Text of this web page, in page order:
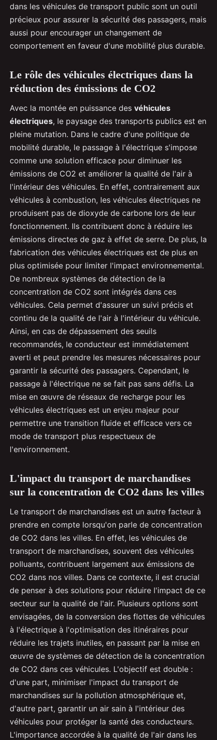
dans les véhicules de transport public sont un outil
précieux pour assurer la sécurité des passagers, mais
aussi pour encourager un changement de
comportement en faveur d'une mobilité plus durable.
Le rôle des véhicules électriques dans la
réduction des émissions de CO2
Avec la montée en puissance des véhicules
électriques, le paysage des transports publics est en
pleine mutation. Dans le cadre d'une politique de
mobilité durable, le passage à l'électrique s'impose
comme une solution efficace pour diminuer les
émissions de CO2 et améliorer la qualité de l'air à
l'intérieur des véhicules. En effet, contrairement aux
véhicules à combustion, les véhicules électriques ne
produisent pas de dioxyde de carbone lors de leur
fonctionnement. Ils contribuent donc à réduire les
émissions directes de gaz à effet de serre. De plus, la
fabrication des véhicules électriques est de plus en
plus optimisée pour limiter l'impact environnemental.
De nombreux systèmes de détection de la
concentration de CO2 sont intégrés dans ces
véhicules. Cela permet d'assurer un suivi précis et
continu de la qualité de l'air à l'intérieur du véhicule.
Ainsi, en cas de dépassement des seuils
recommandés, le conducteur est immédiatement
averti et peut prendre les mesures nécessaires pour
garantir la sécurité des passagers. Cependant, le
passage à l'électrique ne se fait pas sans défis. La
mise en œuvre de réseaux de recharge pour les
véhicules électriques est un enjeu majeur pour
permettre une transition fluide et efficace vers ce
mode de transport plus respectueux de
l'environnement.
L'impact du transport de marchandises
sur la concentration de CO2 dans les villes
Le transport de marchandises est un autre facteur à
prendre en compte lorsqu'on parle de concentration
de CO2 dans les villes. En effet, les véhicules de
transport de marchandises, souvent des véhicules
polluants, contribuent largement aux émissions de
CO2 dans nos villes. Dans ce contexte, il est crucial
de penser à des solutions pour réduire l'impact de ce
secteur sur la qualité de l'air. Plusieurs options sont
envisagées, de la conversion des flottes de véhicules
à l'électrique à l'optimisation des itinéraires pour
réduire les trajets inutiles, en passant par la mise en
œuvre de systèmes de détection de la concentration
de CO2 dans ces véhicules. L'objectif est double :
d'une part, minimiser l'impact du transport de
marchandises sur la pollution atmosphérique et,
d'autre part, garantir un air sain à l'intérieur des
véhicules pour protéger la santé des conducteurs.
L'importance accordée à la qualité de l'air dans les